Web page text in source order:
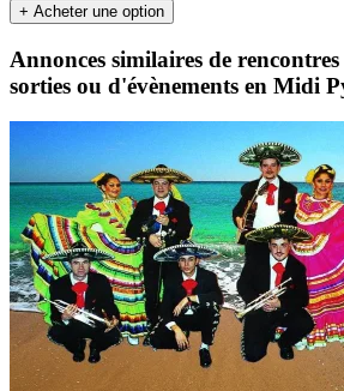
+ Acheter une option
Annonces similaires de rencontres
sorties ou d'évènements en Midi